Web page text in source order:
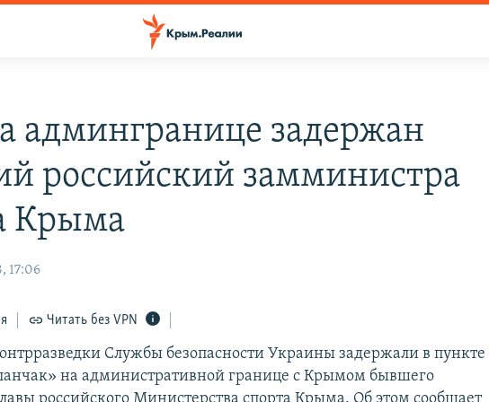
админгранице задержан
российский замминистра
Крыма
17:06
Читать без VPN
Службы безопасности Украины задержали в пункте
на административной границе с Крымом бывшего